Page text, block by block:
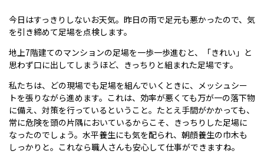
今日はすっきりしないお天気。昨日の雨で足元も悪かったので、気
を引き締めて足場を点検します。
地上7階建てのマンションの足場を一歩一歩進むと、「きれい」と
思わず口に出してしまうほど、きっちりと組まれた足場です。
私たちは、どの現場でも足場を組んでいくときに、メッシュシー
トを張りながら進めます。これは、効率が悪くても万が一の落下物
に備え、対策を行っているということ。たとえ手間がかかっても、
常に危険を頭の片隅においているからこそ、きっちりした足場に
なったのでしょう。水平養生にも気を配られ、朝顔養生の巾木も
しっかりと。これなら職人さんも安心して仕事ができますね。